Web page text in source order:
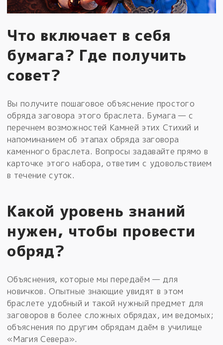
Что включает в себя
бумага? Где получить
совет?
Вы получите пошаговое объяснение простого
обряда заговора этого браслета. Бумага — с
перечнем возможностей Камней этих Стихий и
напоминанием об этапах обряда заговора
каменного браслета. Вопросы задавайте прямо в
карточке этого набора, ответим с удовольствием
в течение суток.
Какой уровень знаний
нужен, чтобы провести
обряд?
Объяснения, которые мы передаём — для
новичков. Опытные знающие увидят в этом
браслете удобный и такой нужный предмет для
заговоров в более сложных обрядах, им ведомых;
объяснения по другим обрядам даём в училище
«Магия Севера».